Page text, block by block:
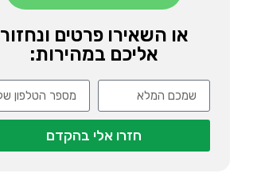
או השאירו פרטים ונחזור
אליכם במהירות:
חזרו אלי בהקדם